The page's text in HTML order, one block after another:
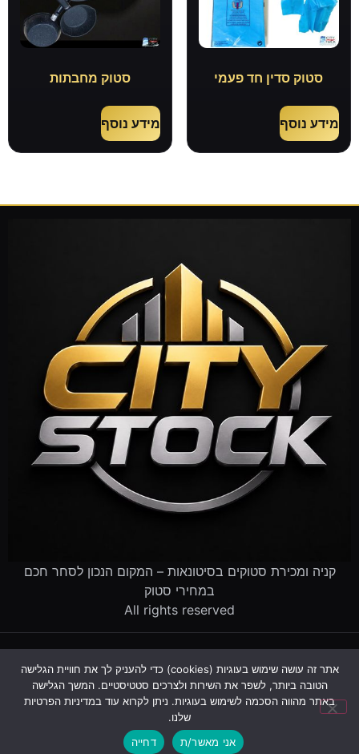
סטוק סדין חד פעמי
מידע נוסף
סטוק מחבתות
מידע נוסף
קניה ומכירת סטוקים בסיטונאות – המקום הנכון לסחר חכם
במחירי סטוק
All rights reserved
פינוי עסק שנסגרמדריך סטוקים שאלות ותשובות אודות
צור קשר
עקבו אחרינו:
אתר זה עושה שימוש בעוגיות (cookies) כדי להעניק לך את חוויית הגלישה
הטובה ביותר, לשפר את השירות ולצרכים סטטיסטיים. המשך הגלישה
באתר מהווה הסכמה לשימוש בעוגיות. ניתן לקרוא עוד במדיניות הפרטיות
שלנו.
אני מאשר/ת
דחייה